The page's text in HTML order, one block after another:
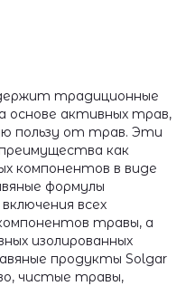
традиционные
активных трав,
пользу от трав. Эти
как
компонентов в виде
формулы
всех
травы, а
изолированных
продукты Solgar
чистые травы,